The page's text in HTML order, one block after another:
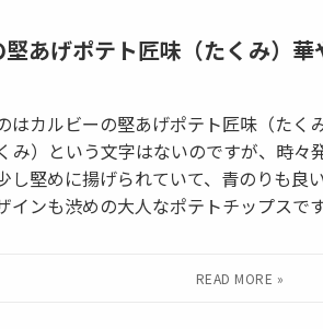
堅あげポテト匠味（たくみ）華
はカルビーの堅あげポテト匠味（たく
み）という文字はないのですが、時々
し堅めに揚げられていて、青のりも良
ンも渋めの大人なポテトチップスです